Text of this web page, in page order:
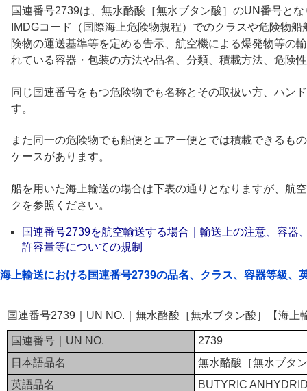
国連番号2739は、無水酪酸［無水ブタン酸］のUN番号と
IMDGコード（国際海上危険物規程）でのクラスや危険物
険物の運送基準等を定める告示、航空機による爆発物等の
れている容器・包装の方法や品名、分類、積載方法、危険
同じ国連番号をもつ危険物でも名称とその取扱い方、ハン
す。
また同一の危険物でも船便とエアー便とでは積載できるも
ケースがあります。
船を用いた海上輸送の場合は下表の通りとなりますが、航
クを参照ください。
国連番号2739を航空輸送する場合｜輸送上の注意、容器
許容量等についての規制
海上輸送における国連番号2739の品名、クラス、容器等級、
国連番号2739｜UN NO.｜無水酪酸［無水ブタン酸］【海上
国連番号｜UN NO.
2739
日本語品名
無水酪酸［無水ブタ
英語品名
BUTYRIC